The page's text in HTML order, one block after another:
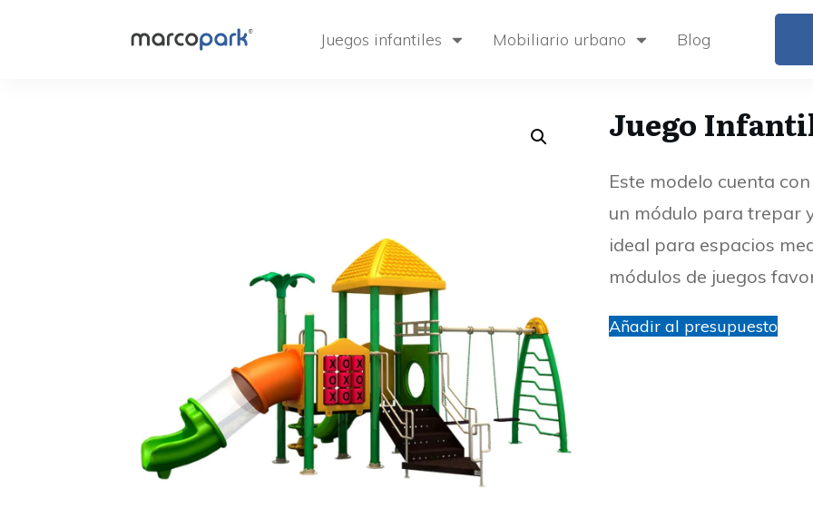
Juegos infantiles Mobiliario urbano Blog
Juego
Este modelo cuenta
un módulo para trepar
ideal para espacios
módulos de juegos
Añadir al presupuesto